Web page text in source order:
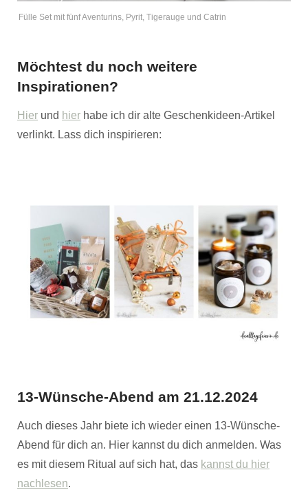
Fülle Set mit fünf Aventurins, Pyrit, Tigerauge und Catrin
Möchtest du noch weitere
Inspirationen?
Hier und hier habe ich dir alte Geschenkideen-Artikel
verlinkt. Lass dich inspirieren:
13-Wünsche-Abend am 21.12.2024
Auch dieses Jahr biete ich wieder einen 13-Wünsche-
Abend für dich an. Hier kannst du dich anmelden. Was
es mit diesem Ritual auf sich hat, das kannst du hier
nachlesen.